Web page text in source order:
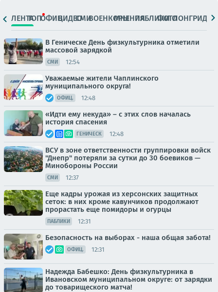
ЛЕНТАТОПОФИЦ.ВИДЕОСМИВОЕНКОРЫМНЕНИЯПАБЛИКИ
ФОТОЛОНГРИДЫ
В Геническе День физкультурника отметили
массовой зарядкой
СМИ 12:54
Уважаемые жители Чаплинского
муниципального округа!
ОФИЦ. 12:48
«Идти ему некуда» – с этих слов началась
история спасения
ГЕНИЧЕСК 12:48
ВСУ в зоне ответственности группировки войск
"Днепр" потеряли за сутки до 30 боевиков —
Минобороны России
СМИ 12:37
Еще кадры урожая из херсонских защитных
сеток: в них кроме кавунчиков продолжают
прорастать еще помидоры и огурцы
ПАБЛИКИ 12:31
Безопасность на выборах - наша общая забота!
ОФИЦ. 12:31
Надежда Бабешко: День физкультурника в
Ивановском муниципальном округе: от зарядки
до товарищеского матча!